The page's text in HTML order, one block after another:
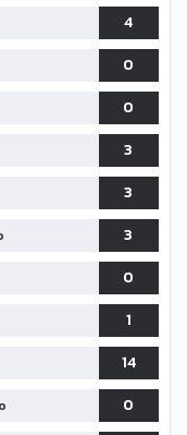
4
0
0
3
3
3
0
1
14
0